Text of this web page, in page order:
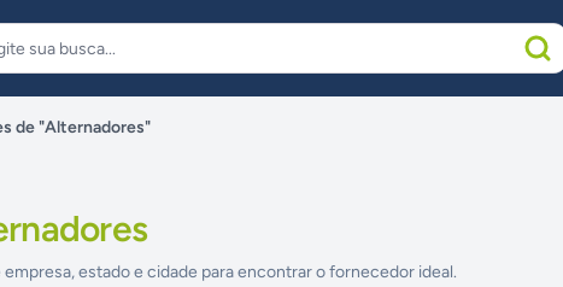
de "Alternadores"
estado e cidade para encontrar o fornecedor ideal.